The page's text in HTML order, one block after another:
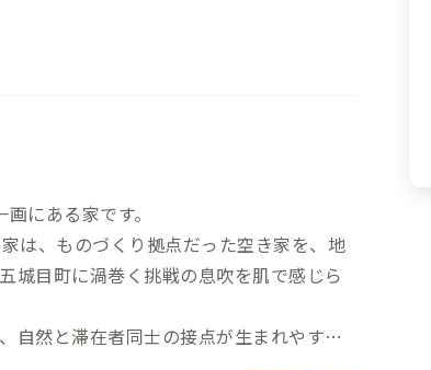
にある家です。
は、ものづくり拠点だった空き家を、地
城目町に渦巻く挑戦の息吹を肌で感じら
自然と滞在者同士の接点が生まれやすい